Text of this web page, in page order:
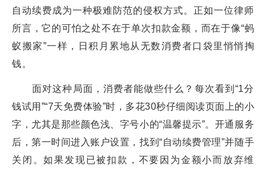
自动续费成为一种极难防范的侵权方式。正如一位律师
所言，它的可怕之处不在于单次扣款金额，而在于像“蚂
蚁搬家”一样，日积月累地从无数消费者口袋里悄悄掏
钱。
面对这种局面，消费者能做些什么？每次看到“1分
钱试用”“7天免费体验”时，多花30秒仔细阅读页面上的小
字，尤其是那些颜色浅、字号小的“温馨提示”。开通服务
后，第一时间进入账户设置，找到“自动续费管理”并随手
关闭。如果发现已被扣款，不要因为金额小而放弃维